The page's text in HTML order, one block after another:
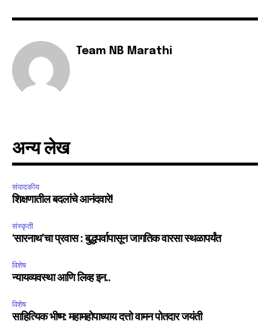
Team NB Marathi
अन्य लेख
संपादकीय
शिक्षणातील बदलांचे आनंदवारे!
संस्कृती
‘सारनाथ’चा प्रवास : बुद्धपर्वापासून जागतिक वारसा स्थळापर्यंत
विशेष
न्यायव्यवस्था आणि लिव्ह इन..
विशेष
साहित्यिक भीष्म: महामहोपाध्याय दत्तो वामन पोतदार जयंती